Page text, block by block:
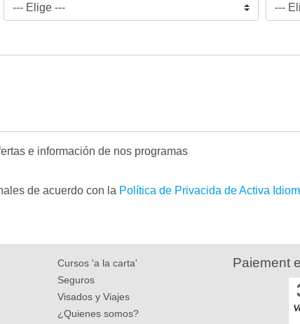
e información de nos programas
de acuerdo con la Política de Privacida de Activa
Cursos 'a la carta'
Seguros
Visados y Viajes
¿Quienes somos?
Paiement